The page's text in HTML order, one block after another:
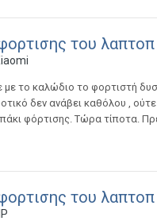
του
το καλώδιο το φορτιστή
δεν ανάβει καθόλου ,
φόρτισης. Τώρα τίποτα.
του